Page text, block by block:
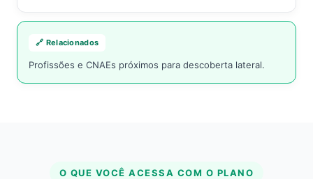
🔗 Relacionados
Profissões e CNAEs próximos para descoberta lateral.
O QUE VOCÊ ACESSA COM O PLANO